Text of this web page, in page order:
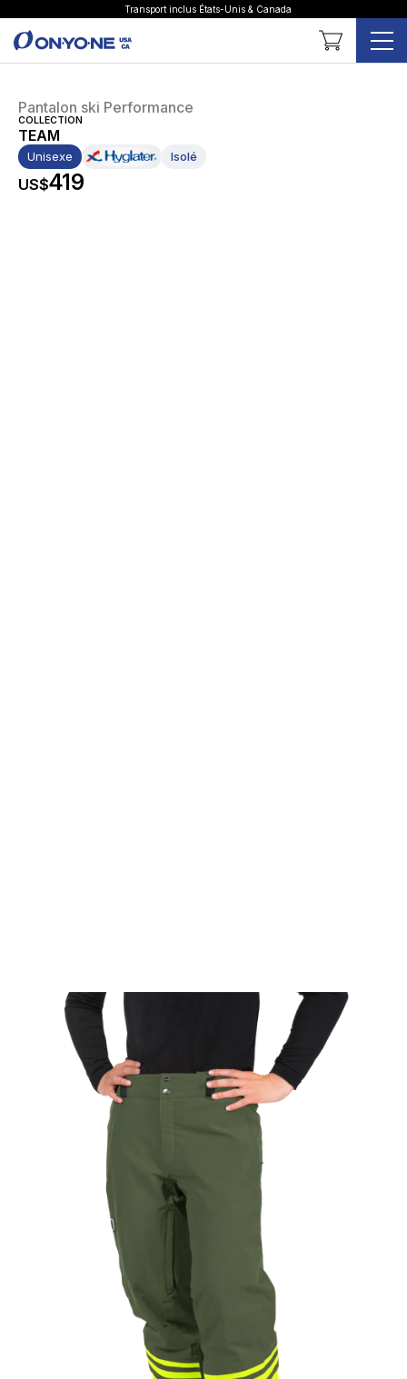
Transport inclus États-Unis & Canada
Panier
Pantalon ski Performance
COLLECTION
TEAM
Unisexe Isolé
US$419